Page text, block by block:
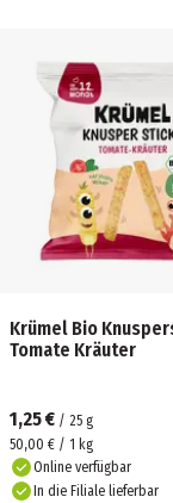
Krümel Bio
Tomate Kräuter
1,25 € / 25 g
50,00 € / 1 kg
Online verfügbar
In die Filiale lieferbar